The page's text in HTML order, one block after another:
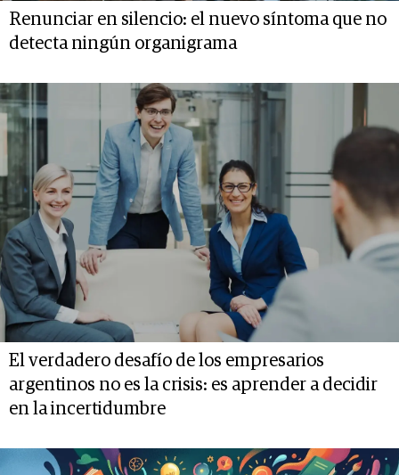
Renunciar en silencio: el nuevo síntoma que no
detecta ningún organigrama
El verdadero desafío de los empresarios
argentinos no es la crisis: es aprender a decidir
en la incertidumbre